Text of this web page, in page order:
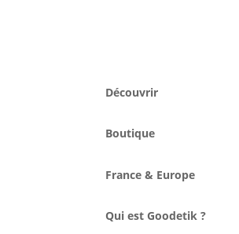
Découvrir
Boutique
France & Europe
Qui est Goodetik ?